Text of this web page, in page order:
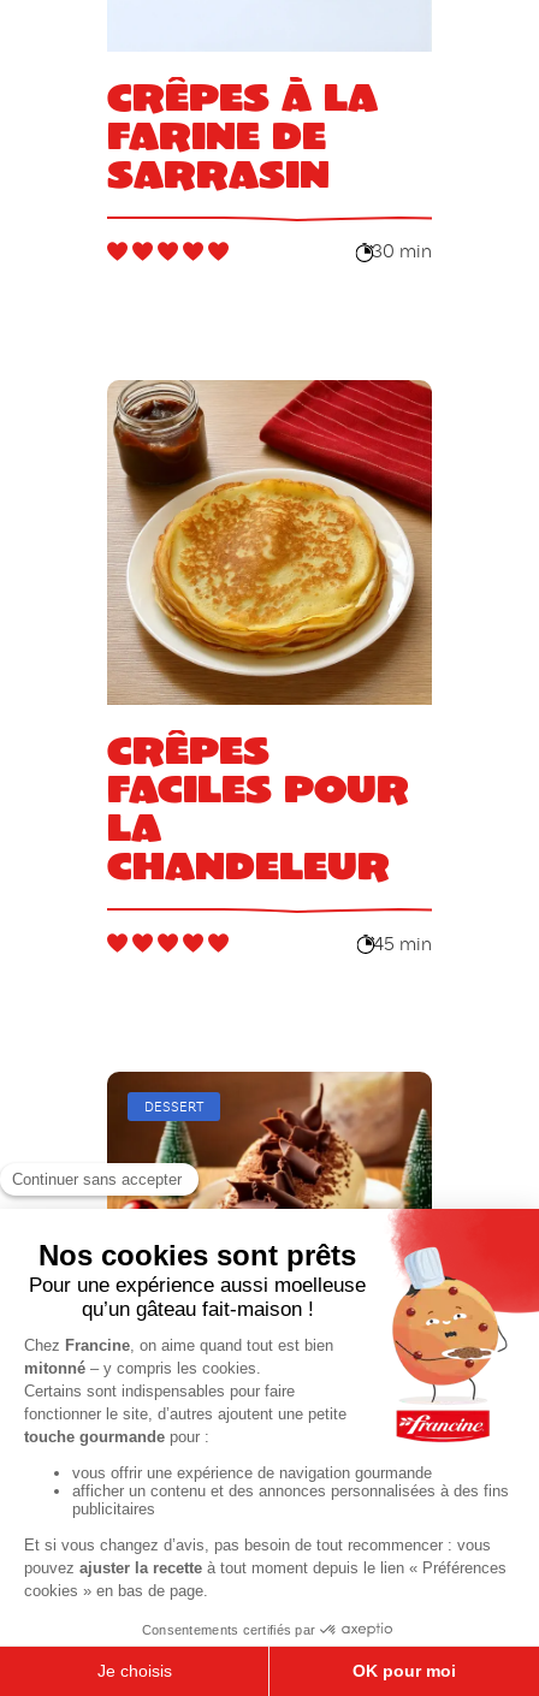
Crêpes à la
farine de
sarrasin
30 min
Crêpes
faciles pour
la
chandeleur
45 min
DESSERT
Bûche de
Noël glacée
chocolat et
poires
04 h 30 min